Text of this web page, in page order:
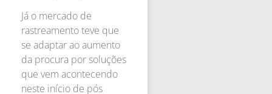
Já o mercado de
rastreamento teve que
se adaptar ao aumento
da procura por soluções
que vem acontecendo
neste início de pós